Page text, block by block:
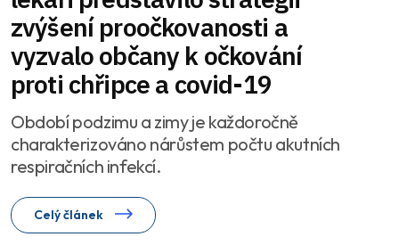
zvýšení proočkovanosti a
vyzvalo občany k očkování
proti chřipce a covid-19
Období podzimu a zimy je každoročně
charakterizováno nárůstem počtu akutních
respiračních infekcí.
Celý článek